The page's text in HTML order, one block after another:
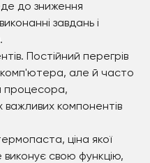
до зниження
завдань і
Постійний перегрів
але й часто
процесора,
важливих компонентів
ціна якої
виконує свою функцію,